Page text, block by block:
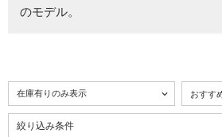
のモデル。
絞り込み条件